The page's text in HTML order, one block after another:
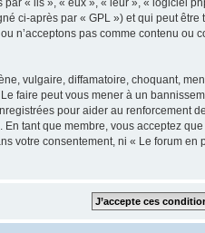
ci-après par « GPL ») et qui peut être
n’acceptons pas comme contenu
vulgaire, diffamatoire, choquant,
faire peut vous mener à un
pour aider au renforcement
tant que membre, vous acceptez
votre consentement, ni « Le forum